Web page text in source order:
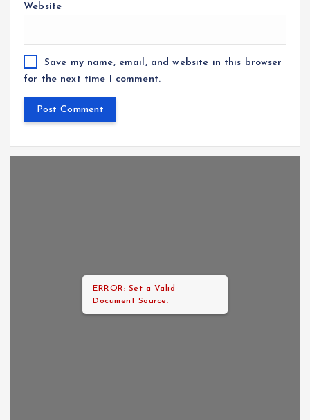
Website
Save my name, email, and website in this browser
for the next time I comment.
ERROR: Set a Valid
Document Source.